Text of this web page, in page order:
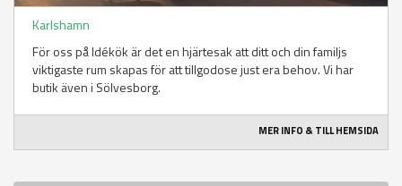
Karlshamn
För oss på Idékök är det en hjärtesak att ditt och din familjs
viktigaste rum skapas för att tillgodose just era behov. Vi har
butik även i Sölvesborg.
MER INFO & TILL HEMSIDA